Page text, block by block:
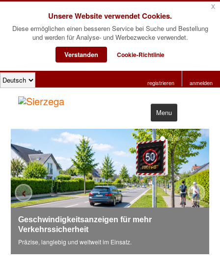
Unsere Website verwendet Cookies.
Diese ermöglichen einen besseren Service bei Suche und Bestellung
und werden für Analyse- und Werbezwecke verwendet.
Verstanden
Cookie-Richtlinie
x
registrieren anmelden
Menu
Produkte
Software
Über uns
Kontakt
Partnerbereich
Geschwindigkeitsanzeigen für mehr
Verkehrssicherheit
Präzise, langlebig und weltweit im Einsatz.
‹ ›